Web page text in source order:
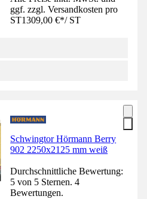
ggf. zzgl. Versandkosten pro
ST1309,00 €*/ ST
Schwingtor Hörmann Berry
902 2250x2125 mm weiß
Durchschnittliche Bewertung:
5 von 5 Sternen. 4
Bewertungen.